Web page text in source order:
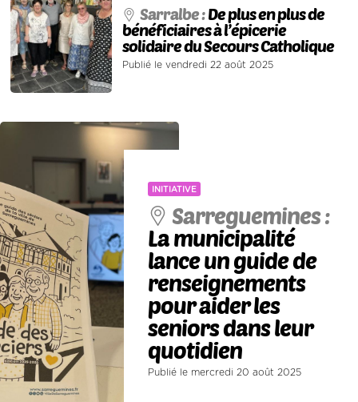
Sarralbe :De plus en plus de
bénéficiaires à l’épicerie
solidaire du Secours Catholique
Publié le vendredi 22 août 2025
INITIATIVE
Sarreguemines :
La municipalité
lance un guide de
renseignements
pour aider les
seniors dans leur
quotidien
Publié le mercredi 20 août 2025